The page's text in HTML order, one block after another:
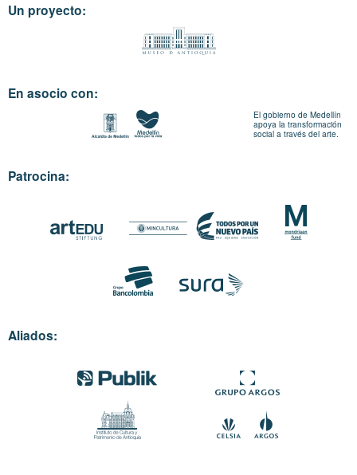
Un proyecto:
En asocio con:
El gobierno de Medellín
apoya la transformación
social a través del arte.
Patrocina:
Aliados: